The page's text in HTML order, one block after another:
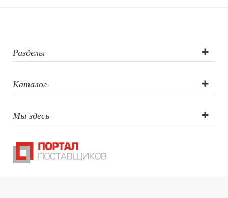
Разделы
Каталог
Мы здесь